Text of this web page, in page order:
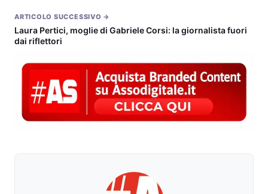
ARTICOLO SUCCESSIVO →
Laura Pertici, moglie di Gabriele Corsi: la giornalista fuori
dai riflettori